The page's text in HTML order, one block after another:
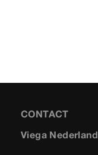
CONTACT
Viega Nederland